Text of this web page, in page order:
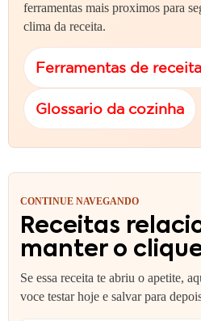
ferramentas mais proximos para
clima da receita.
Ferramentas de
Glossario da cozinha
CONTINUE NAVEGANDO
Receitas
manter o
Se essa receita te abriu o apetite,
voce testar hoje e salvar para